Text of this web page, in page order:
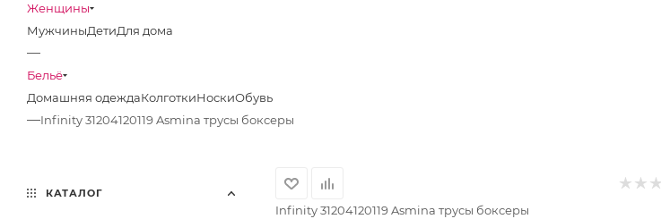
Женщины
МужчиныДетиДля дома
—
Бельё
Домашняя одеждаКолготкиНоскиОбувь
—Infinity 31204120119 Asmina трусы боксеры
Infinity 31204120119 Asmina трусы боксеры
КАТАЛОГ